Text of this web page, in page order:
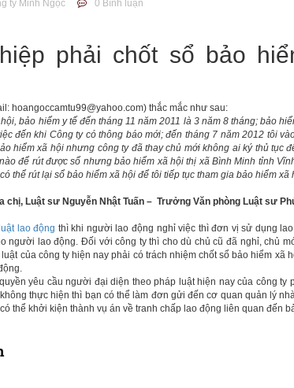
ty Minh Ngọc 0 Bình luận
phải chốt sổ bảo
hoangoccamtu99@yahoo.com) thắc mắc như sau:
bảo hiểm y tế đến tháng 11 năm 2011 là 3 năm 8 tháng; bảo
đến khi Công ty có thông báo mới; đến tháng 7 năm 2012 tôi
hiểm xã hội nhưng công ty đã thay chủ mới không ai ký thủ tục
để rút được sổ nhưng bảo hiểm xã hội thị xã Bình Minh tỉnh
thể rút lại sổ bảo hiểm xã hội để tôi tiếp tục tham gia bảo hiểm
chị, Luật sư Nguyễn Nhật Tuấn – Trưởng Văn phòng Luật sư
lao động thì khi người lao động nghỉ việc thì đơn vị sử dụng
người lao động. Đối với công ty thì cho dù chủ cũ đã nghỉ, chủ
của công ty hiện nay phải có trách nhiệm chốt sổ bảo hiểm xã
yêu cầu người đại diện theo pháp luật hiện nay của công
thực hiện thì bạn có thể làm đơn gửi đến cơ quan quản lý
thể khởi kiện thành vụ án về tranh chấp lao động liên quan đến